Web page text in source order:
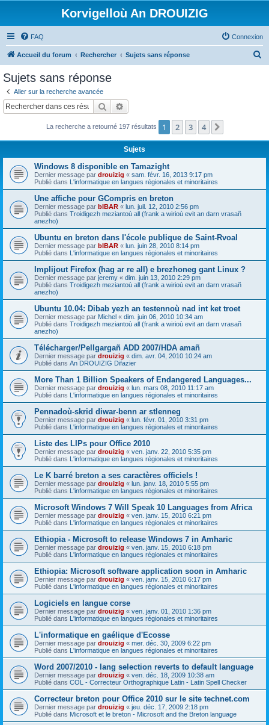
Korvigelloù An DROUIZIG
FAQ Connexion
Accueil du forum Rechercher Sujets sans réponse
c
Sujets sans réponse
Aller sur la recherche avancée
Rechercher
La recherche a retourné 197 résultats 1 2 3 4
Sujets
Windows 8 disponible en Tamazight
Dernier message par drouizig « sam. févr. 16, 2013 9:17 pm
Publié dans L'informatique en langues régionales et minoritaires
Une affiche pour GCompris en breton
Dernier message par bIBAR « lun. juil. 12, 2010 2:56 pm
Publié dans Troidigezh meziantoù all (frank a wirioù evit an darn vrasañ
anezho)
Ubuntu en breton dans l'école publique de Saint-Rvoal
Dernier message par bIBAR « lun. juin 28, 2010 8:14 pm
Publié dans L'informatique en langues régionales et minoritaires
Implijout Firefox (hag ar re all) e brezhoneg gant Linux ?
Dernier message par jeremy « dim. juin 13, 2010 2:29 pm
Publié dans Troidigezh meziantoù all (frank a wirioù evit an darn vrasañ
anezho)
Ubuntu 10.04: Dibab yezh an testennoù nad int ket troet
Dernier message par Michel « dim. juin 06, 2010 10:34 am
Publié dans Troidigezh meziantoù all (frank a wirioù evit an darn vrasañ
anezho)
Télécharger/Pellgargañ ADD 2007/HDA amañ
Dernier message par drouizig « dim. avr. 04, 2010 10:24 am
Publié dans An DROUIZIG Difazier
More Than 1 Billion Speakers of Endangered Languages...
Dernier message par drouizig « lun. mars 08, 2010 11:17 am
Publié dans L'informatique en langues régionales et minoritaires
Pennadoù-skrid diwar-benn ar stlenneg
Dernier message par drouizig « lun. févr. 01, 2010 3:31 pm
Publié dans L'informatique en langues régionales et minoritaires
Liste des LIPs pour Office 2010
Dernier message par drouizig « ven. janv. 22, 2010 5:35 pm
Publié dans L'informatique en langues régionales et minoritaires
Le K barré breton a ses caractères officiels !
Dernier message par drouizig « lun. janv. 18, 2010 5:55 pm
Publié dans L'informatique en langues régionales et minoritaires
Microsoft Windows 7 Will Speak 10 Languages from Africa
Dernier message par drouizig « ven. janv. 15, 2010 6:21 pm
Publié dans L'informatique en langues régionales et minoritaires
Ethiopia - Microsoft to release Windows 7 in Amharic
Dernier message par drouizig « ven. janv. 15, 2010 6:18 pm
Publié dans L'informatique en langues régionales et minoritaires
Ethiopia: Microsoft software application soon in Amharic
Dernier message par drouizig « ven. janv. 15, 2010 6:17 pm
Publié dans L'informatique en langues régionales et minoritaires
Logiciels en langue corse
Dernier message par drouizig « ven. janv. 01, 2010 1:36 pm
Publié dans L'informatique en langues régionales et minoritaires
L'informatique en gaélique d'Ecosse
Dernier message par drouizig « mer. déc. 30, 2009 6:22 pm
Publié dans L'informatique en langues régionales et minoritaires
Word 2007/2010 - lang selection reverts to default language
Dernier message par drouizig « ven. déc. 18, 2009 10:38 am
Publié dans COL - Correcteur Orthographique Latin - Latin Spell Checker
Correcteur breton pour Office 2010 sur le site technet.com
Dernier message par drouizig « jeu. déc. 17, 2009 2:18 pm
Publié dans Microsoft et le breton - Microsoft and the Breton language